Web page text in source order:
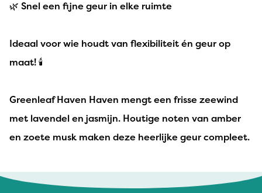
🌿 Snel een fijne geur in elke ruimte
Ideaal voor wie houdt van flexibiliteit én geur op
maat! 🕯️
Greenleaf Haven Haven mengt een frisse zeewind
met lavendel en jasmijn. Houtige noten van amber
en zoete musk maken deze heerlijke geur compleet.